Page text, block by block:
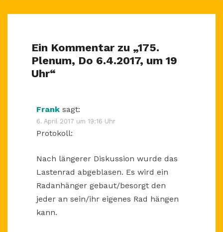
Ein Kommentar zu „175.
Plenum, Do 6.4.2017, um 19
Uhr“
Frank sagt:
6. April 2017 um 19:16 Uhr
Protokoll:
Nach längerer Diskussion wurde das
Lastenrad abgeblasen. Es wird ein
Radanhänger gebaut/besorgt den
jeder an sein/ihr eigenes Rad hängen
kann.